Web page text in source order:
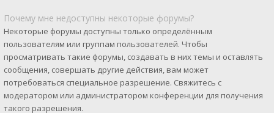
Почему мне недоступны некоторые форумы?
Некоторые форумы доступны только определённым
пользователям или группам пользователей. Чтобы
просматривать такие форумы, создавать в них темы и оставлять
сообщения, совершать другие действия, вам может
потребоваться специальное разрешение. Свяжитесь с
модератором или администратором конференции для получения
такого разрешения.